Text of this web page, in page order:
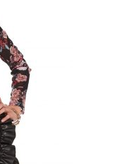
produktu